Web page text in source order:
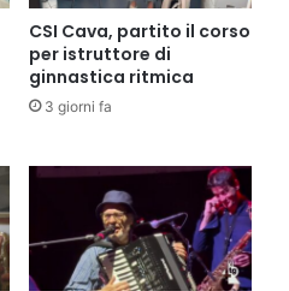
CSI Cava, partito il corso
per istruttore di
ginnastica ritmica
3 giorni fa